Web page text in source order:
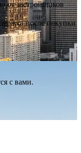
от застройщиков
после покупки
с вами.